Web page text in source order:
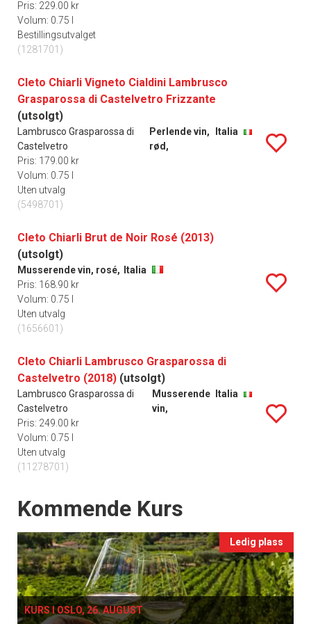
Pris: 229.00 kr
Volum: 0.75 l
Bestillingsutvalget
(1281701)
Cleto Chiarli Vigneto Cialdini Lambrusco
Grasparossa di Castelvetro Frizzante
(utsolgt)
Lambrusco Grasparossa di
Castelvetro
Perlende vin,
rød,
Italia
Pris: 179.00 kr
Volum: 0.75 l
Uten utvalg
(5498701)
Cleto Chiarli Brut de Noir Rosé (2013)
(utsolgt)
Musserende vin, rosé,
Italia
Pris: 168.90 kr
Volum: 0.75 l
Uten utvalg
(1656601)
Cleto Chiarli Lambrusco Grasparossa di
Castelvetro (2018) (utsolgt)
Lambrusco Grasparossa di
Castelvetro
Musserende
vin,
Italia
Pris: 249.00 kr
Volum: 0.75 l
Uten utvalg
(11278701)
Events
Kommende Kurs
Ledig plass
KURS I OSLO, 26. AUGUST